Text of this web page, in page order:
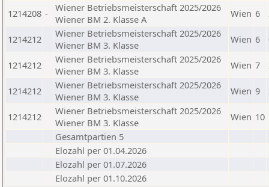
1214208 -
Wiener Betriebsmeisterschaft 2025/2026
Wiener BM 2. Klasse A
Wien 6
1214212
Wiener Betriebsmeisterschaft 2025/2026
Wiener BM 3. Klasse
Wien 6
1214212
Wiener Betriebsmeisterschaft 2025/2026
Wiener BM 3. Klasse
Wien 7
1214212
Wiener Betriebsmeisterschaft 2025/2026
Wiener BM 3. Klasse
Wien 9
1214212
Wiener Betriebsmeisterschaft 2025/2026
Wiener BM 3. Klasse
Wien 10
Gesamtpartien 5
Elozahl per 01.04.2026
Elozahl per 01.07.2026
Elozahl per 01.10.2026